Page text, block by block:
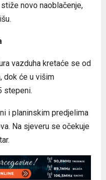
novo naoblačenje,
vazduha kretaće se od
dok će u višim
stepeni.
i planinskim predjelima
Na sjeveru se očekuje